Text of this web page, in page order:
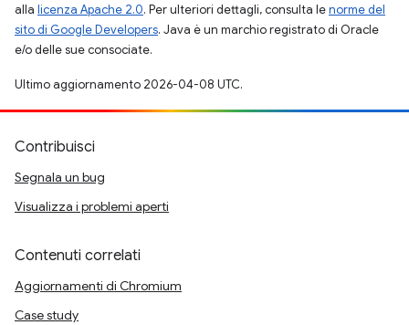
alla licenza Apache 2.0. Per ulteriori dettagli, consulta lenorme del
sito di Google Developers. Java è un marchio registrato di Oracle
e/o delle sue consociate.
Ultimo aggiornamento 2026-04-08 UTC.
Contribuisci
Segnala un bug
Visualizza i problemi aperti
Contenuti correlati
Aggiornamenti di Chromium
Case study